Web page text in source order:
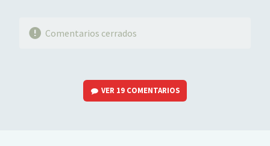
Comentarios cerrados
VER 19 COMENTARIOS